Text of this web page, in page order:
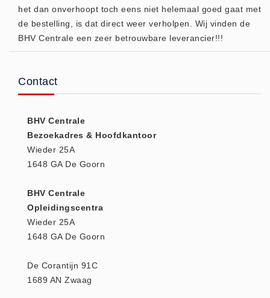
Winkel
(20)
Actie (5)
AED batterijen (12)
AED binnen - buiten kasten (11)
Beademings materialen (6)
AED trainers (14)
het dan onverhoopt toch eens niet helemaal goed gaat met
de bestelling, is dat direct weer verholpen. Wij vinden de
BHV Centrale een zeer betrouwbare leverancier!!!
Contact
BHV Centrale
Bezoekadres & Hoofdkantoor
Wieder 25A
1648 GA De Goorn
BHV Centrale
Opleidingscentra
Wieder 25A
1648 GA De Goorn
De Corantijn 91C
1689 AN Zwaag